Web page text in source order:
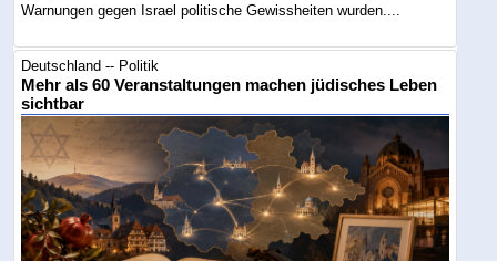
Warnungen gegen Israel politische Gewissheiten wurden....
Deutschland -- Politik
Mehr als 60 Veranstaltungen machen jüdisches Leben
sichtbar